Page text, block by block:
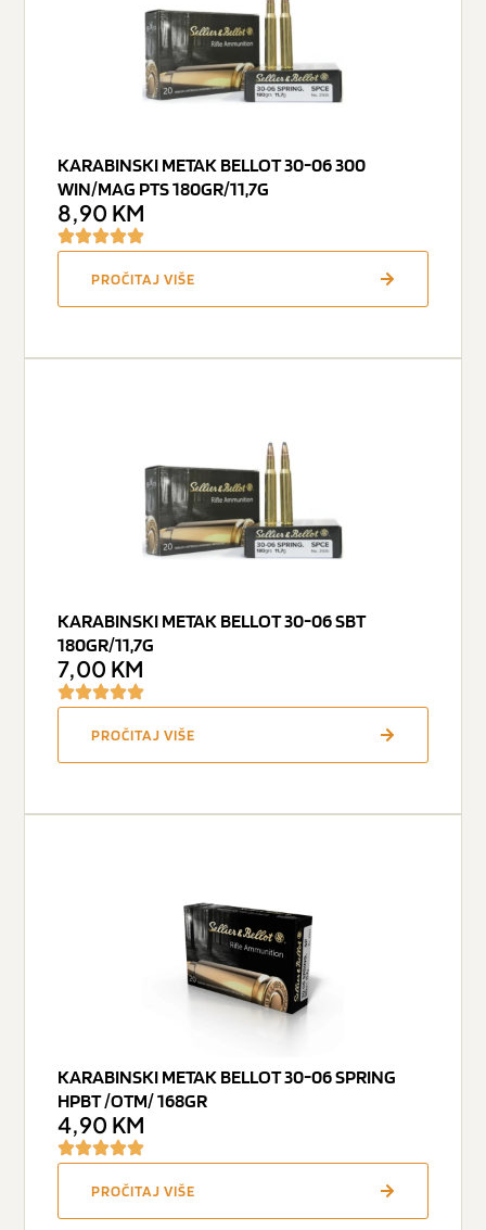
KARABINSKI METAK BELLOT 30-06 300
WIN/MAG PTS 180GR/11,7G
8,90 KM
PROČITAJ VIŠE
KARABINSKI METAK BELLOT 30-06 SBT
180GR/11,7G
7,00 KM
PROČITAJ VIŠE
KARABINSKI METAK BELLOT 30-06 SPRING
HPBT /OTM/ 168GR
4,90 KM
PROČITAJ VIŠE